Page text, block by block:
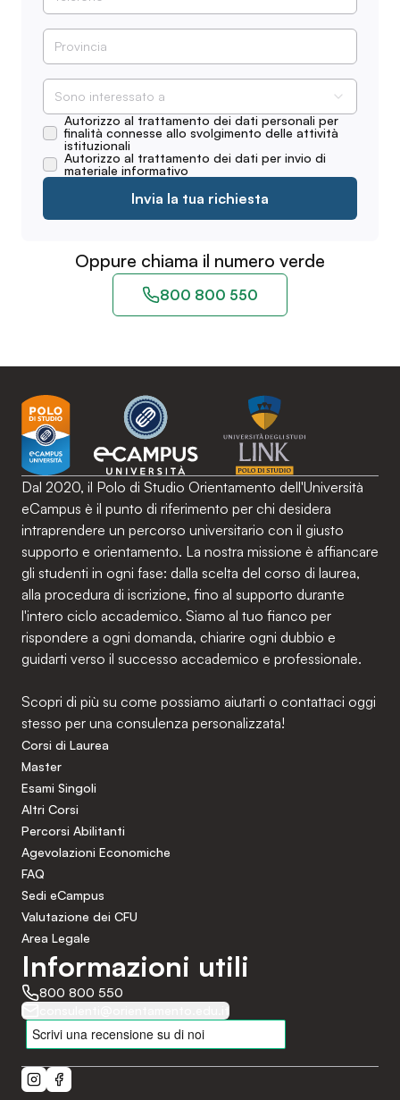
Sono interessato a
Autorizzo al trattamento dei dati personali per
finalità connesse allo svolgimento delle attività
istituzionali
Autorizzo al trattamento dei dati per invio di
materiale informativo
Invia la tua richiesta
Oppure chiama il numero verde
800 800 550
Dal 2020, il Polo di Studio Orientamento dell'Università
eCampus è il punto di riferimento per chi desidera
intraprendere un percorso universitario con il giusto
supporto e orientamento. La nostra missione è affiancare
gli studenti in ogni fase: dalla scelta del corso di laurea,
alla procedura di iscrizione, fino al supporto durante
l'intero ciclo accademico. Siamo al tuo fianco per
rispondere a ogni domanda, chiarire ogni dubbio e
guidarti verso il successo accademico e professionale.
Scopri di più su come possiamo aiutarti o contattaci oggi
stesso per una consulenza personalizzata!
Corsi di Laurea
Master
Esami Singoli
Altri Corsi
Percorsi Abilitanti
Agevolazioni Economiche
FAQ
Sedi eCampus
Valutazione dei CFU
Area Legale
Informazioni utili
800 800 550
consulenti@orientamento.edu.it